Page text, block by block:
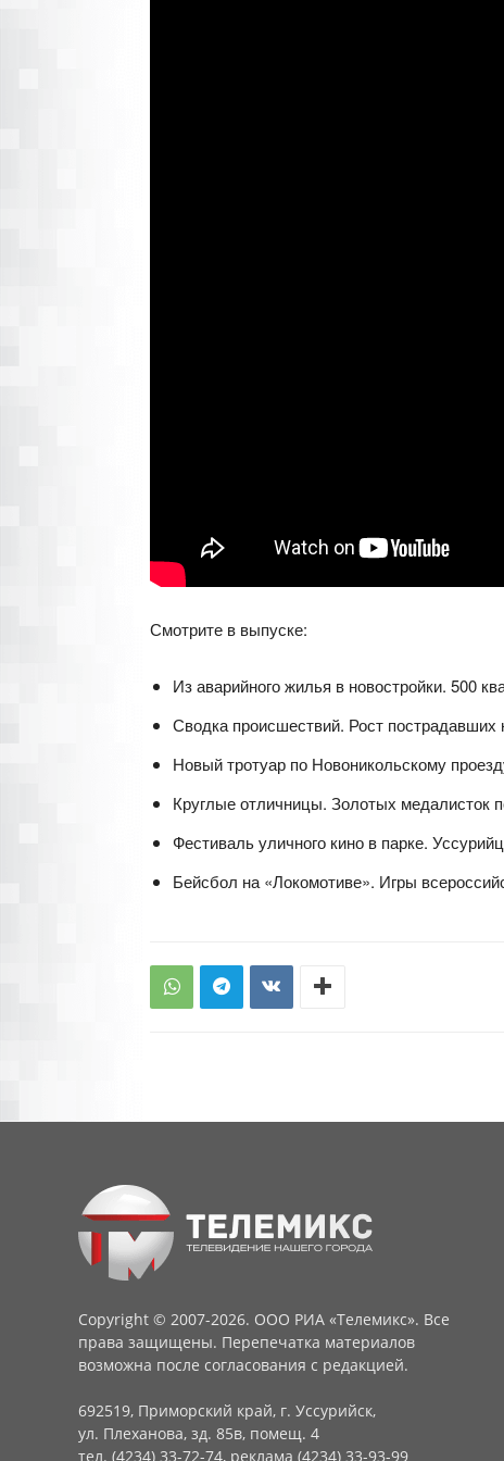
Смотрите в выпуске:
Из аварийного жилья в новостройки. 500
Сводка происшествий. Рост пострадавших
Новый тротуар по Новоникольскому
Круглые отличницы. Золотых медалисток
Фестиваль уличного кино в парке.
Бейсбол на «Локомотиве». Игры
Copyright © 2007-2026. ООО РИА «Телемикс». Все
права защищены. Перепечатка материалов
возможна после согласования с редакцией.
692519, Приморский край, г. Уссурийск,
ул. Плеханова, зд. 85в, помещ. 4
тел. (4234) 33-72-74, реклама (4234) 33-93-99